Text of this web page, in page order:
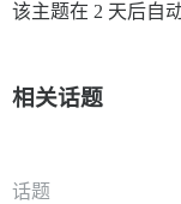
该主题在 2 天后自
相关话题
话题